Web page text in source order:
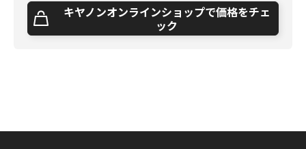
キヤノンオンラインショップで価格をチェ
ック